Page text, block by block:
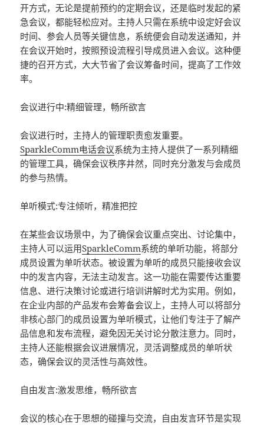
开方式，无论是提前预约的定期会议，还是临时发起的紧
急会议，都能轻松应对。主持人只需在系统中设定好会议
时间、参会人员等关键信息，系统便会自动发送通知，并
在会议开始时，按照预设流程引导成员进入会议。这种便
捷的召开方式，大大节省了会议筹备时间，提高了工作效
率。
会议进行中:精细管理，畅所欲言
会议进行时，主持人的管理职责愈发重要。
SparkleComm电话会议系统为主持人提供了一系列精细
的管理工具，确保会议秩序井然，同时充分激发与会成员
的参与热情。
单听模式:专注倾听，精准把控
在某些会议场景中，为了确保会议重点突出、讨论集中，
主持人可以运用SparkleComm系统的单听功能，将部分
成员设置为单听状态。被设置为单听的成员只能接收会议
中的发言内容，无法主动发言。这一功能在需要传达重要
信息、进行决策讨论或进行培训讲解时尤为实用。例如，
在企业内部的产品发布会筹备会议上，主持人可以将部分
非核心部门的成员设置为单听模式，让他们专注于了解产
品信息和发布流程，避免因无关讨论分散注意力。同时，
主持人还能根据会议进展情况，灵活调整成员的单听状
态，确保会议的灵活性与高效性。
自由发言:激发思维，畅所欲言
会议的核心在于思想的碰撞与交流，自由发言环节是实现